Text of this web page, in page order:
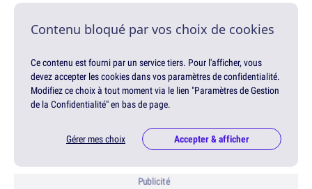
Contenu bloqué par vos choix de cookies
Ce contenu est fourni par un service tiers. Pour l'afficher, vous
devez accepter les cookies dans vos paramètres de confidentialité.
Modifiez ce choix à tout moment via le lien "Paramètres de Gestion
de la Confidentialité" en bas de page.
Gérer mes choix Accepter & afficher
Publicité